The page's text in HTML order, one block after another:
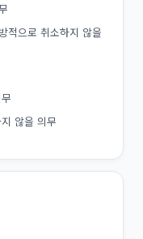
적으로 취소하지 않을
않을 의무